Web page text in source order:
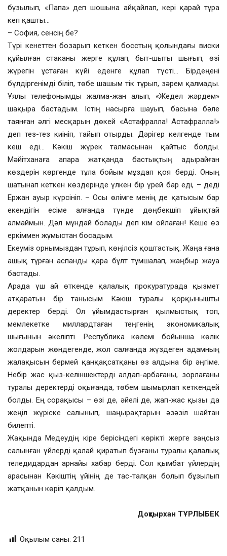
бұзылып, «Папа» деп шошына айқайлап, кері қарай тұра
кеп қашты…
– София, сенсің бе?
Түрі кенеттен бозарып кеткен босстың қолындағы виски
құйылған стаканы жерге құлап, быт-шыты шығып, өзі
жүрегін ұстаған күйі еденге құлап түсті… Бірдеңені
бүлдіргенімді біліп, төбе шашым тік тұрып, зәрем қалмады.
Ұялы телефонымды жалма-жан алып, «Жедел жәрдем»
шақыра бастадым. Істің насырға шауып, басына бәле
таянған әлгі месқарын дөкей «Астафралла! Астафралла!»
деп тез-тез киініп, тайып отырды. Дәрігер келгенде тым
кеш еді… Кәкіш жүрек талмасынан қайтыс болды.
Мәйітханаға апара жатқанда бастықтың адырайған
көздерін көргенде тұла бойым мұздап қоя берді. Оның
шатынап кеткен көздерінде үлкен бір үрей бар еді, – деді
Ержан ауыр күрсініп. – Осы өлімге менің де қатысым бар
екендігін есіме алғанда түнде дөңбекшіп ұйықтай
алмаймын. Дәл мұндай болады деп кім ойлаған! Кеше өз
еркіммен жұмыстан босадым.
Екеуміз орнымыздан тұрып, көңілсіз қоштастық. Жаңа ғана
ашық тұрған аспанды қара бұлт тұмшалап, жаңбыр жауа
бастады.
Арада үш ай өткенде қалалық прокуратурада қызмет
атқаратын бір танысым Кәкіш туралы қорқынышты
деректер берді. Ол ұйымдастырған қылмыстық топ,
мемлекетке миллардтаған теңгенің экономикалық
шығынын әкеліпті. Республика көлемі бойынша көлік
жолдарын жөндегенде, жол салғанда жүздеген адамның
жалақысын бермей қанқақсатқаны өз алдына бір әңгіме.
Небір жас қыз-келіншектерді алдап-арбағаны, зорлағаны
туралы деректерді оқығанда, төбем шымырлап кеткендей
болды. Ең сорақысы – өзі де, әйелі де, жап-жас қызы да
жеңіл жүріске салынып, шаңырақтарын әзәзіл шайтан
билепті.
Жақында Медеудің кіре берісіндегі көрікті жерге заңсыз
салынған үйлерді қалай қиратып бұзғаны туралы қалалық
теледидардан арнайы хабар берді. Сол қымбат үйлердің
арасынан Кәкіштің үйінің де тас-талқан болып бұзылып
жатқанын көріп қалдым.
Доқтырхан ТҰРЛЫБЕК
Оқылым саны: 211